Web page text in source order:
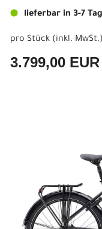
lieferbar in 3-7
pro Stück (inkl. MwSt.)
3.799,00 EUR